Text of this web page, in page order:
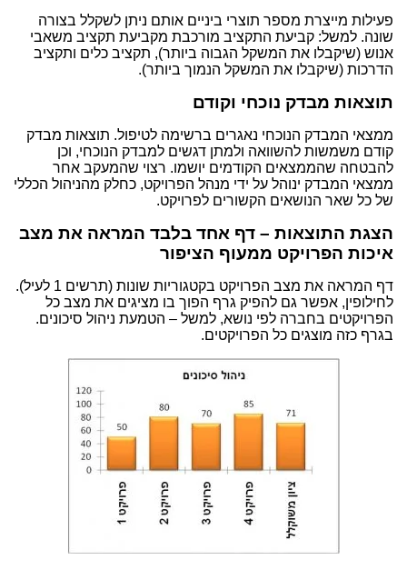
פעילות מייצרת מספר תוצרי ביניים אותם ניתן לשקלל בצורה
שונה. למשל: קביעת התקציב מורכבת מקביעת תקציב משאבי
אנוש (שיקבלו את המשקל הגבוה ביותר), תקציב כלים ותקציב
הדרכות (שיקבלו את המשקל הנמוך ביותר).
תוצאות מבדק נוכחי וקודם
ממצאי המבדק הנוכחי נאגרים ברשימה לטיפול. תוצאות מבדק
קודם משמשות להשוואה ולמתן דגשים למבדק הנוכחי, וכן
להבטחה שהממצאים הקודמים יושמו. רצוי שהמעקב אחר
ממצאי המבדק ינוהל על ידי מנהל הפרויקט, כחלק מהניהול הכללי
של כל שאר הנושאים הקשורים לפרויקט.
הצגת התוצאות – דף אחד בלבד המראה את מצב
איכות הפרויקט ממעוף הציפור
דף המראה את מצב הפרויקט בקטגוריות שונות (תרשים 1 לעיל).
לחילופין, אפשר גם להפיק גרף הפוך בו מציגים את מצב כל
הפרויקטים בחברה לפי נושא, למשל – הטמעת ניהול סיכונים.
בגרף כזה מוצגים כל הפרויקטים.